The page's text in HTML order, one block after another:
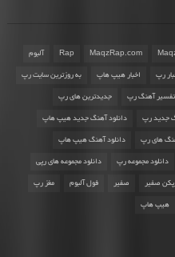
MaqzRap.com
Rap آلبوم
رپ اخبار هیپ هاپ به روزترین سایت رپ
تفسیر آهنگ رپ جدیدترین های رپ
جدید رپ دانلود آهنگ جدید هیپ هاپ
های رپ دانلود آهنگ هیپ هاپ
دانلود مجموعه رپ دانلود مجموعه های رپی
صفیر صفیر فول آلبوم مغز رپ
هیپ هاپ